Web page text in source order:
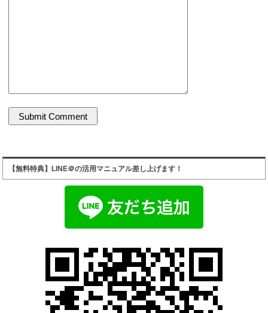
【無料特典】LINE＠の活用マニュアル差し上げます！